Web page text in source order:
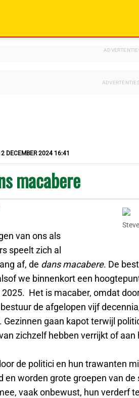
DECEMBER 2024 16:41
macabere
van ons als
speelt zich al
af, de dans macabere. De
we binnenkort een
2025. Het is macaber, omdat
de afgelopen vijf
Gezinnen gaan kapot terwijl
zichzelf hebben verrijkt of aan
de politici en hun trawanten
en worden grote groepen van
vaak onbewust, hun verderf